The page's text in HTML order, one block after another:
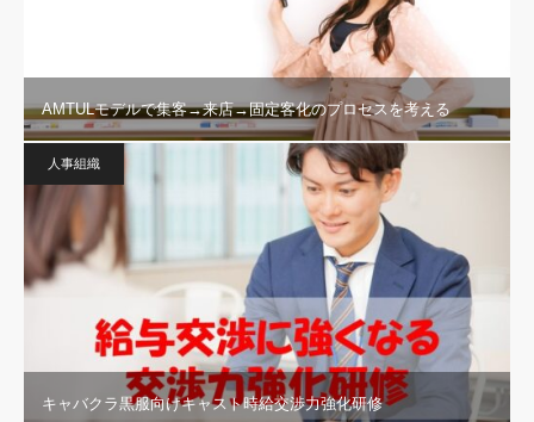
AMTULモデルで集客→来店→固定客化のプロセスを考える
人事組織
キャバクラ黒服向けキャスト時給交渉力強化研修